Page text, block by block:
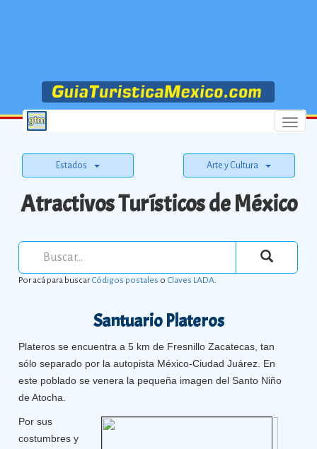
Menu
Estados Arte y Cultura
Atractivos Turísticos de México
Por acá para buscarCódigos postales o Claves LADA.
Santuario Plateros
Plateros se encuentra a 5 km de Fresnillo Zacatecas, tan
sólo separado por la autopista México-Ciudad Juárez. En
este poblado se venera la pequeña imagen del Santo Niño
de Atocha.
Por sus
costumbres y